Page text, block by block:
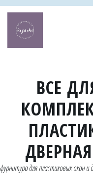
ВСЕ
фурнитура для пластиковых окон и